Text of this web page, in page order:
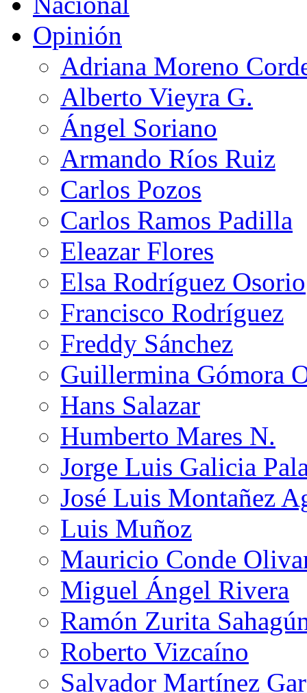
Opinión
Adriana Moreno
Alberto Vieyra G.
Ángel Soriano
Armando Ríos Ruiz
Carlos Pozos
Carlos Ramos Padilla
Eleazar Flores
Elsa Rodríguez Osorio
Francisco Rodríguez
Freddy Sánchez
Guillermina Gómora
Hans Salazar
Humberto Mares N.
Jorge Luis Galicia
José Luis Montañez
Luis Muñoz
Mauricio Conde
Miguel Ángel Rivera
Ramón Zurita
Roberto Vizcaíno
Salvador Martínez